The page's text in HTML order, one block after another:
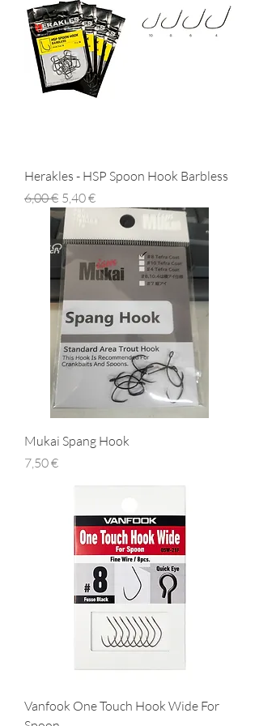
Herakles - HSP Spoon Hook Barbless
Prezzo regolare
6,00 € Prezzo scontato
5,40 €
Mukai Spang Hook
Prezzo
7,50 €
Vanfook One Touch Hook Wide For